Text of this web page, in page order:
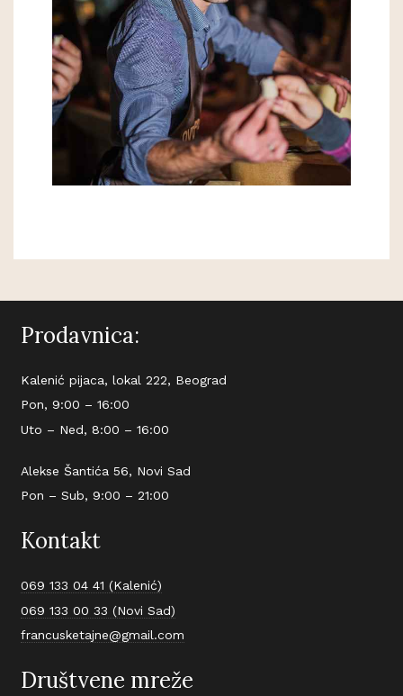
Prodavnica:
Kalenić pijaca, lokal 222, Beograd
Pon, 9:00 – 16:00
Uto – Ned, 8:00 – 16:00
Alekse Šantića 56, Novi Sad
Pon – Sub, 9:00 – 21:00
Kontakt
069 133 04 41 (Kalenić)
069 133 00 33 (Novi Sad)
francusketajne@gmail.com
Društvene mreže